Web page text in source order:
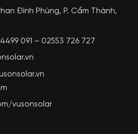
Đình Phùng, P. Cẩm Thành,
091 – 02553 726 727
vusonsolar